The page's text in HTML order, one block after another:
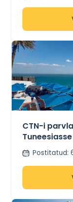
CTN-i
Postitatud: